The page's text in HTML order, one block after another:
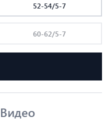
52-54/5-7
60-62/5-7
Видео